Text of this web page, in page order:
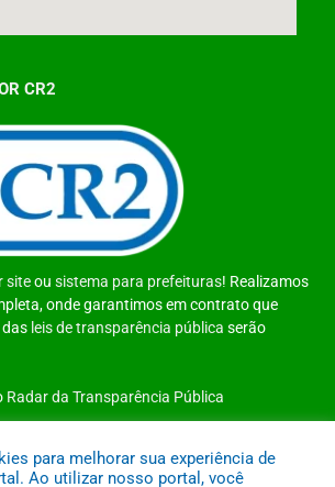
CR2
siteou sistema para prefeituras! Realizamos
onde garantimos em contrato que
leis de transparência pública serão
Radar da Transparência Pública
para melhorar sua experiência de
Ao utilizar nosso portal, você